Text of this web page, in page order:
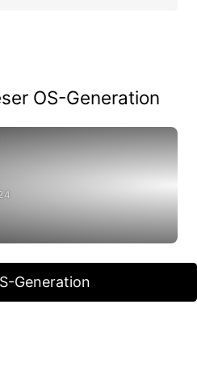
OS-Generation
Generation